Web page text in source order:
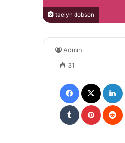
taelyn dobson
Admin
31
Facebook
Tumblr Pinterest